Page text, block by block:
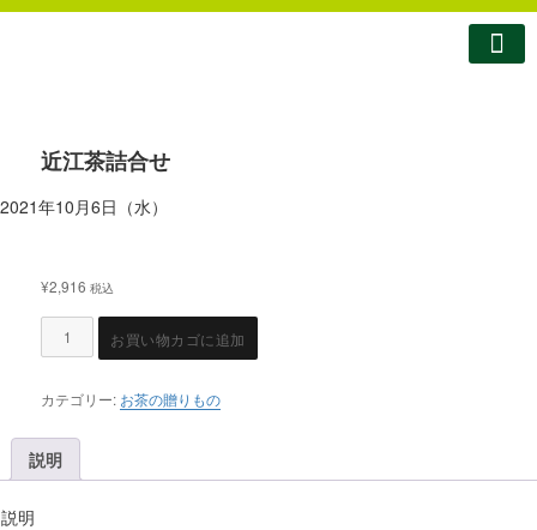
近江茶詰合せ
2021年10月6日（水）
¥2,916 税込
お買い物カゴに追加
カテゴリー: お茶の贈りもの
説明
説明